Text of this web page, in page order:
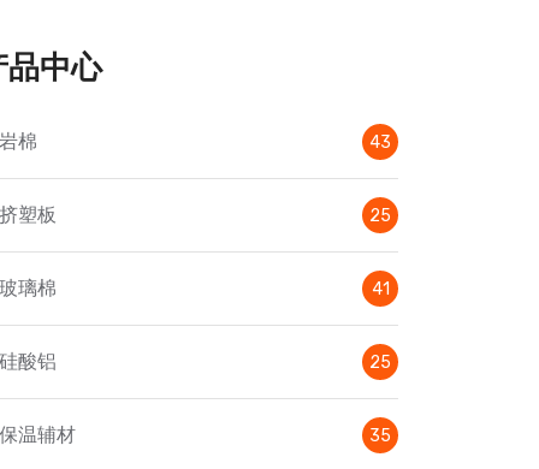
品中心
岩棉 43
挤塑板 25
玻璃棉 41
硅酸铝 25
保温辅材 35